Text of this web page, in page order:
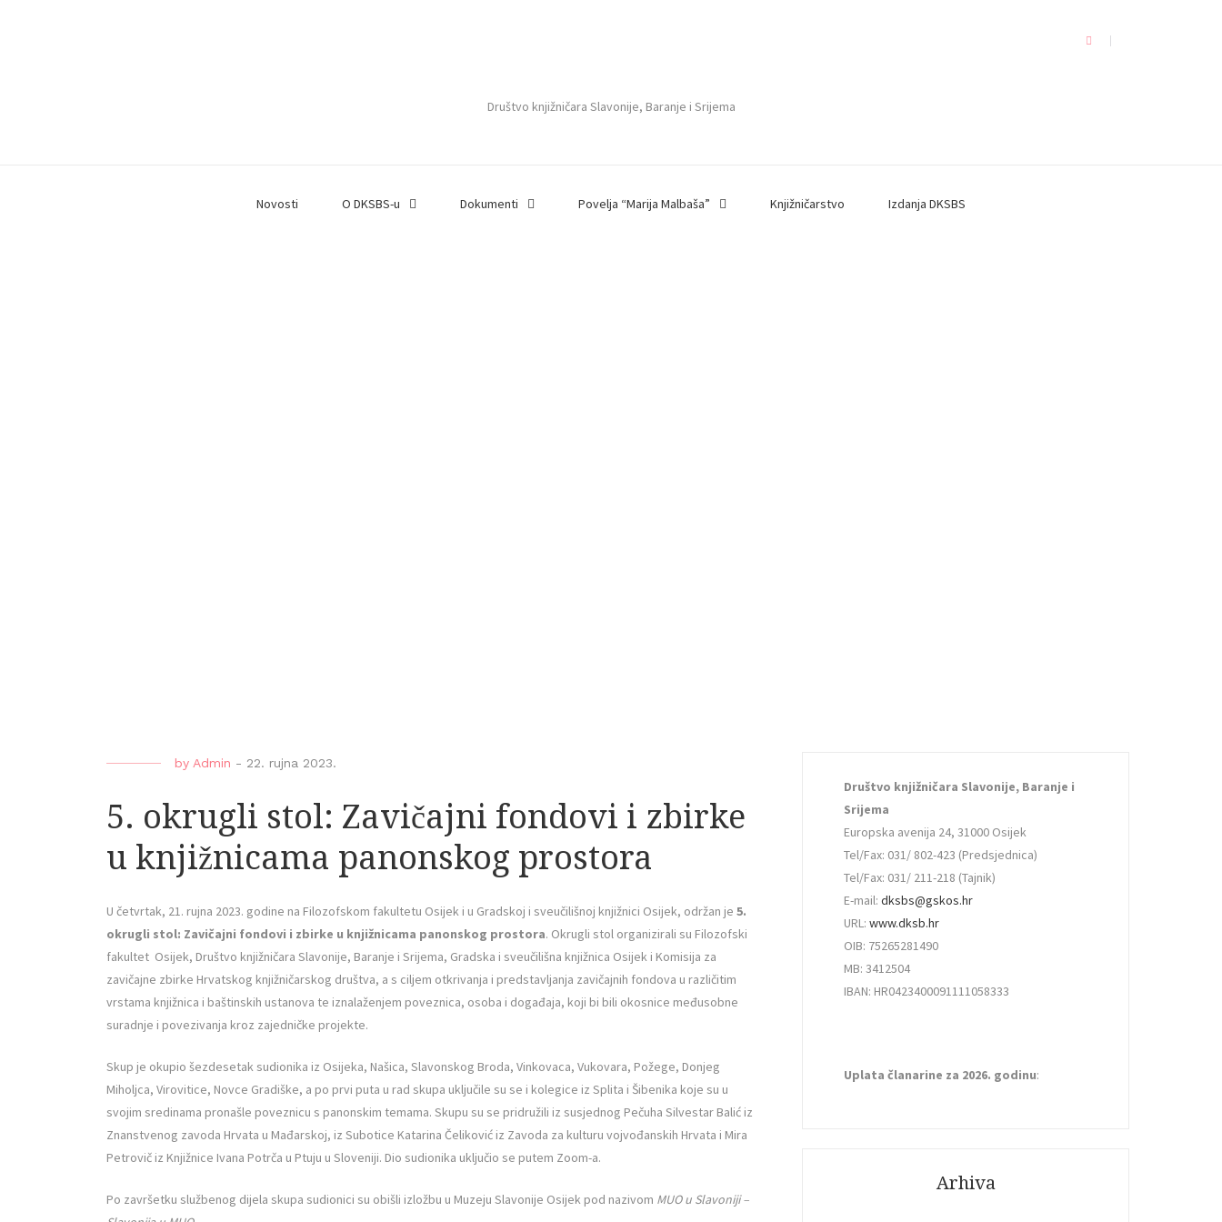
Društvo knjižničara Slavonije, Baranje i Srijema
Novosti O DKSBS-u Dokumenti Povelja “Marija Malbaša” Knjižničarstvo Izdanja DKSBS
by Admin - 22. rujna 2023.
5. okrugli stol: Zavičajni fondovi i zbirke
u knjižnicama panonskog prostora
U četvrtak, 21. rujna 2023. godine na Filozofskom fakultetu Osijek i u Gradskoj i sveučilišnoj knjižnici Osijek, održan je 5.
okrugli stol: Zavičajni fondovi i zbirke u knjižnicama panonskog prostora. Okrugli stol organizirali su Filozofski
fakultet Osijek, Društvo knjižničara Slavonije, Baranje i Srijema, Gradska i sveučilišna knjižnica Osijek i Komisija za
zavičajne zbirke Hrvatskog knjižničarskog društva, a s ciljem otkrivanja i predstavljanja zavičajnih fondova u različitim
vrstama knjižnica i baštinskih ustanova te iznalaženjem poveznica, osoba i događaja, koji bi bili okosnice međusobne
suradnje i povezivanja kroz zajedničke projekte.
Skup je okupio šezdesetak sudionika iz Osijeka, Našica, Slavonskog Broda, Vinkovaca, Vukovara, Požege, Donjeg
Miholjca, Virovitice, Novce Gradiške, a po prvi puta u rad skupa uključile su se i kolegice iz Splita i Šibenika koje su u
svojim sredinama pronašle poveznicu s panonskim temama. Skupu su se pridružili iz susjednog Pečuha Silvestar Balić iz
Znanstvenog zavoda Hrvata u Mađarskoj, iz Subotice Katarina Čeliković iz Zavoda za kulturu vojvođanskih Hrvata i Mira
Petrovič iz Knjižnice Ivana Potrča u Ptuju u Sloveniji. Dio sudionika uključio se putem Zoom-a.
Po završetku službenog dijela skupa sudionici su obišli izložbu u Muzeju Slavonije Osijek pod nazivom MUO u Slavoniji –
Društvo knjižničara Slavonije, Baranje i
Srijema
Europska avenija 24, 31000 Osijek
Tel/Fax: 031/ 802-423 (Predsjednica)
Tel/Fax: 031/ 211-218 (Tajnik)
E-mail: dksbs@gskos.hr
URL: www.dksb.hr
OIB: 75265281490
MB: 3412504
IBAN: HR0423400091111058333
Uplata članarine za 2026. godinu:
Arhiva